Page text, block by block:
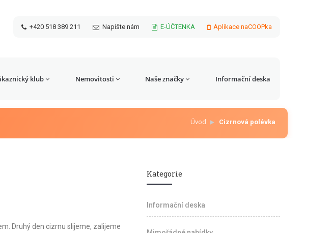
+420 518 389 211 Napište nám E-ÚČTENKA Aplikace naCOOPka
klub Nemovitosti Naše značky Informační deska
Úvod Cizrnová polévka
Druhý den cizrnu slijeme, zalijeme
Kategorie
Informační deska